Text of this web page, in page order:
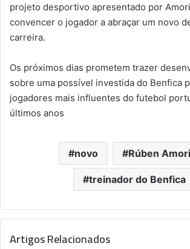
projeto desportivo apresentado por
convencer o jogador a abraçar um novo
carreira.
Os próximos dias prometem trazer
sobre uma possível investida do Benfica
jogadores mais influentes do futebol
últimos anos
novo Rúben
treinador do Benfica
Artigos Relacionados